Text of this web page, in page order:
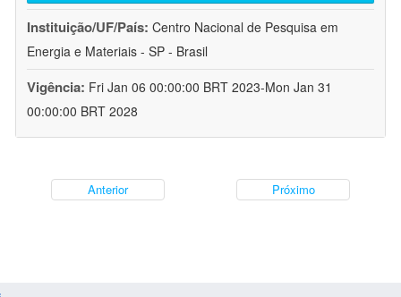
Instituição/UF/País: Centro Nacional de Pesquisa em
Energia e Materiais - SP - Brasil
Vigência: Fri Jan 06 00:00:00 BRT 2023-Mon Jan 31
00:00:00 BRT 2028
Anterior Próximo